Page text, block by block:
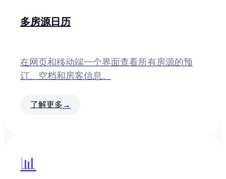
多房源日历
在网页和移动端一个界面查看所有房源的预
订、空档和房客信息。
了解更多 →
📊